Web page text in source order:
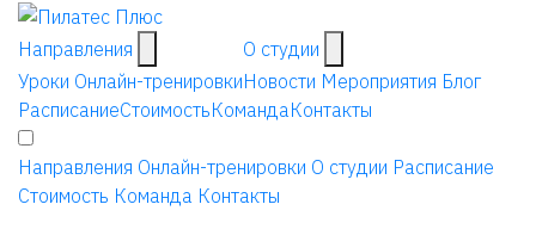
Направления
Уроки Онлайн-тренировки
О студии
Новости Мероприятия Блог
РасписаниеСтоимостьКоманда Контакты
Направления Онлайн-тренировки О студии Расписание
Стоимость Команда Контакты